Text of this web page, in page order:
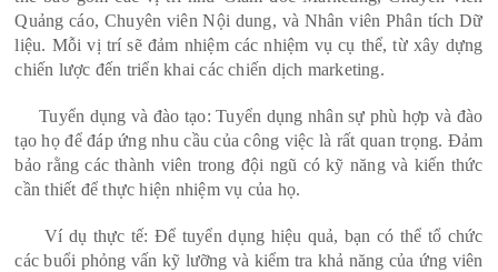
Quảng cáo, Chuyên viên Nội dung, và Nhân viên Phân tích Dữ
liệu. Mỗi vị trí sẽ đảm nhiệm các nhiệm vụ cụ thể, từ xây dựng
chiến lược đến triển khai các chiến dịch marketing.
Tuyển dụng và đào tạo: Tuyển dụng nhân sự phù hợp và đào
tạo họ để đáp ứng nhu cầu của công việc là rất quan trọng. Đảm
bảo rằng các thành viên trong đội ngũ có kỹ năng và kiến thức
cần thiết để thực hiện nhiệm vụ của họ.
Ví dụ thực tế: Để tuyển dụng hiệu quả, bạn có thể tổ chức
các buổi phỏng vấn kỹ lưỡng và kiểm tra khả năng của ứng viên